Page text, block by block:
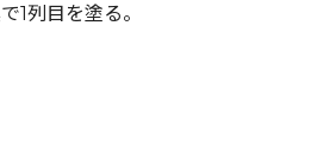
1列目を塗る。